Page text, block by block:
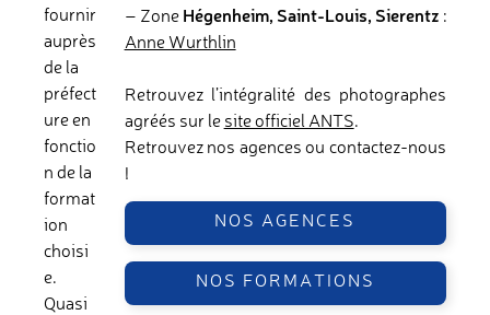
fournir
auprès
de la
préfect
ure en
fonctio
n de la
format
ion
choisi
e.
Quasi
– Zone Hégenheim, Saint-Louis, Sierentz :
Anne Wurthlin
Retrouvez l’intégralité des photographes
agréés sur le site officiel ANTS.
Retrouvez nos agences ou contactez-nous
!
NOS AGENCES
NOS FORMATIONS